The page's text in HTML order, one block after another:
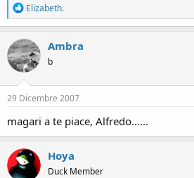
R
e
a
c
t
i
o
n
s
Elizabeth.
Ambra
b
29 Dicembre 2007
magari a te piace, Alfredo......
Hoya
Duck Member